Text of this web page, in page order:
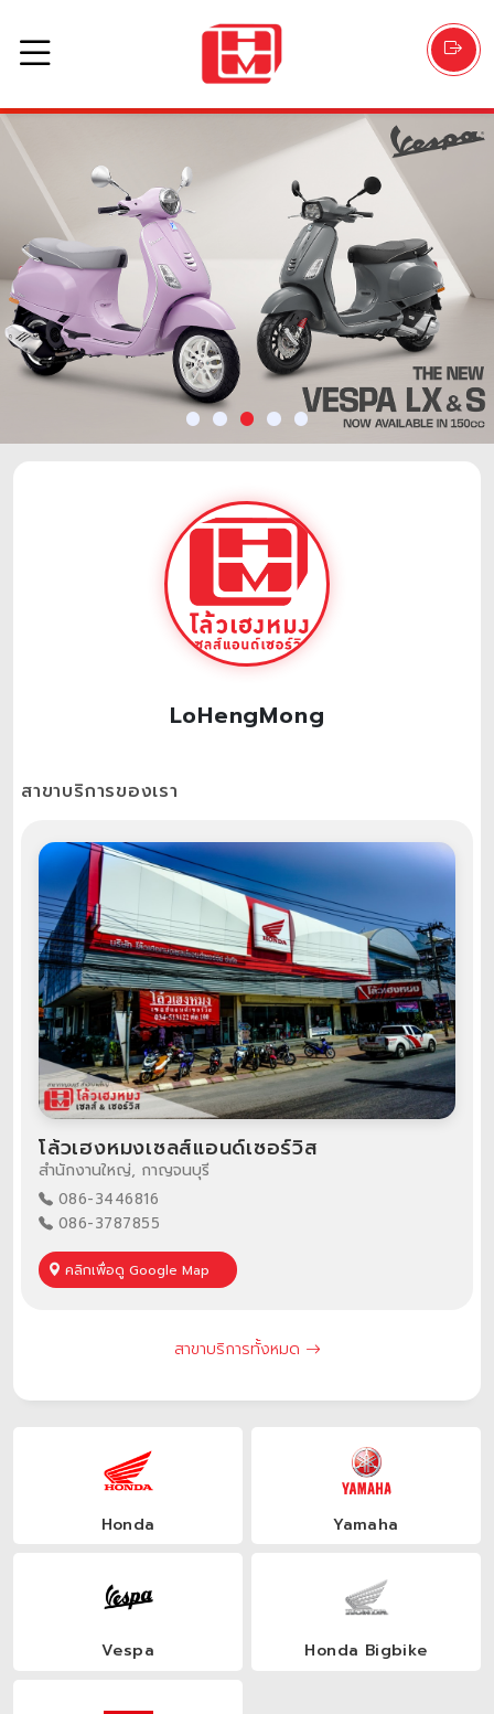
LoHengMong
ศูนย์จำหน่ายรถจักรยานยนต์ รถมอเตอร์ไซค์ ทุกยี่ห้อ มอเตอร์ไซค์ฮอนด้า มอเตอร์ไซค์ยามาฮ่า มอเตอร์ไซค์เวสป้า มอเตอร์ไซค์บิ๊กไบค์ สิทธิพิเศษสำหรับลูกค้ารับเงินเดือนผ่านธนาคาร
ไทยพาณิชย์ SCB Payroll สิทธิพิเศษสำหรับข้าราชการประจำ สมาชิกกบข. และสำหรับไรเดอร์เดลิเวอร์รี่ทุกค่าย ออกรถมอเตอร์ไซค์ฟรีดาวน์ รับดอกเบี้ยพิเศษ ไม่ใช้คนค้ำ ฟรีค่าจด
สาขาบริการของเรา
โล้วเฮงหมงเซลส์แอนด์เซอร์วิส
สำนักงานใหญ่, กาญจนบุรี
086-3446816
086-3787855
คลิกเพื่อดู Google Map
สาขาบริการทั้งหมด
Honda Yamaha
Vespa Honda Bigbike